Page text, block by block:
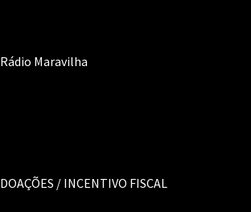
Rádio Maravilha
DOAÇÕES / INCENTIVO FISCAL